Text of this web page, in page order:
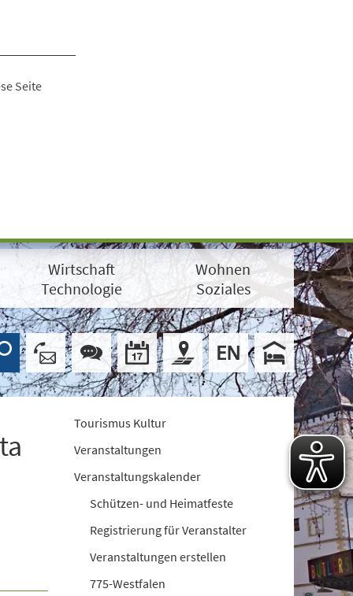
Seite
Wirtschaft
Technologie
Wohnen
Soziales
Tourismus Kultur
Veranstaltungen
Veranstaltungskalender
Schützen- und Heimatfeste
Registrierung für Veranstalter
Veranstaltungen erstellen
775-Westfalen